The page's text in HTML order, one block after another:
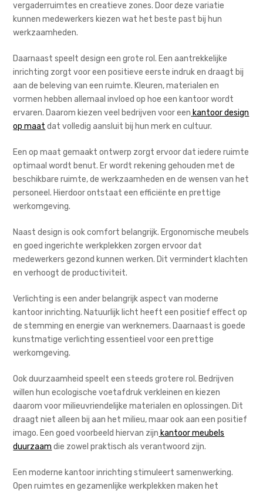
vergaderruimtes en creatieve zones. Door deze variatie
kunnen medewerkers kiezen wat het beste past bij hun
werkzaamheden.
Daarnaast speelt design een grote rol. Een aantrekkelijke
inrichting zorgt voor een positieve eerste indruk en draagt bij
aan de beleving van een ruimte. Kleuren, materialen en
vormen hebben allemaal invloed op hoe een kantoor wordt
ervaren. Daarom kiezen veel bedrijven voor een kantoor design
op maat dat volledig aansluit bij hun merk en cultuur.
Een op maat gemaakt ontwerp zorgt ervoor dat iedere ruimte
optimaal wordt benut. Er wordt rekening gehouden met de
beschikbare ruimte, de werkzaamheden en de wensen van het
personeel. Hierdoor ontstaat een efficiënte en prettige
werkomgeving.
Naast design is ook comfort belangrijk. Ergonomische meubels
en goed ingerichte werkplekken zorgen ervoor dat
medewerkers gezond kunnen werken. Dit vermindert klachten
en verhoogt de productiviteit.
Verlichting is een ander belangrijk aspect van moderne
kantoor inrichting. Natuurlijk licht heeft een positief effect op
de stemming en energie van werknemers. Daarnaast is goede
kunstmatige verlichting essentieel voor een prettige
werkomgeving.
Ook duurzaamheid speelt een steeds grotere rol. Bedrijven
willen hun ecologische voetafdruk verkleinen en kiezen
daarom voor milieuvriendelijke materialen en oplossingen. Dit
draagt niet alleen bij aan het milieu, maar ook aan een positief
imago. Een goed voorbeeld hiervan zijn kantoor meubels
duurzaam die zowel praktisch als verantwoord zijn.
Een moderne kantoor inrichting stimuleert samenwerking.
Open ruimtes en gezamenlijke werkplekken maken het